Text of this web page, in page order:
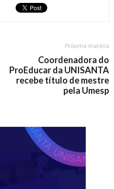
Próxima matéria
Coordenadora do
ProEducar da UNISANTA
recebe título de mestre
pela Umesp